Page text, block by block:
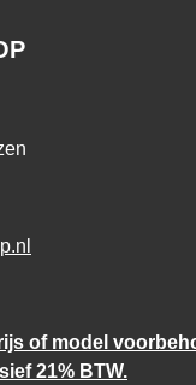
of model
21% BTW.